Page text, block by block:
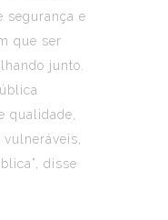
segurança e
que ser
junto.
qualidade,
disse